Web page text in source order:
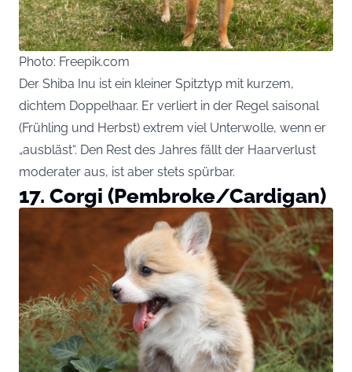
Photo: Freepik.com
Der Shiba Inu ist ein kleiner Spitztyp mit kurzem,
dichtem Doppelhaar. Er verliert in der Regel saisonal
(Frühling und Herbst) extrem viel Unterwolle, wenn er
„ausbläst“. Den Rest des Jahres fällt der Haarverlust
moderater aus, ist aber stets spürbar.
17. Corgi (Pembroke/Cardigan)